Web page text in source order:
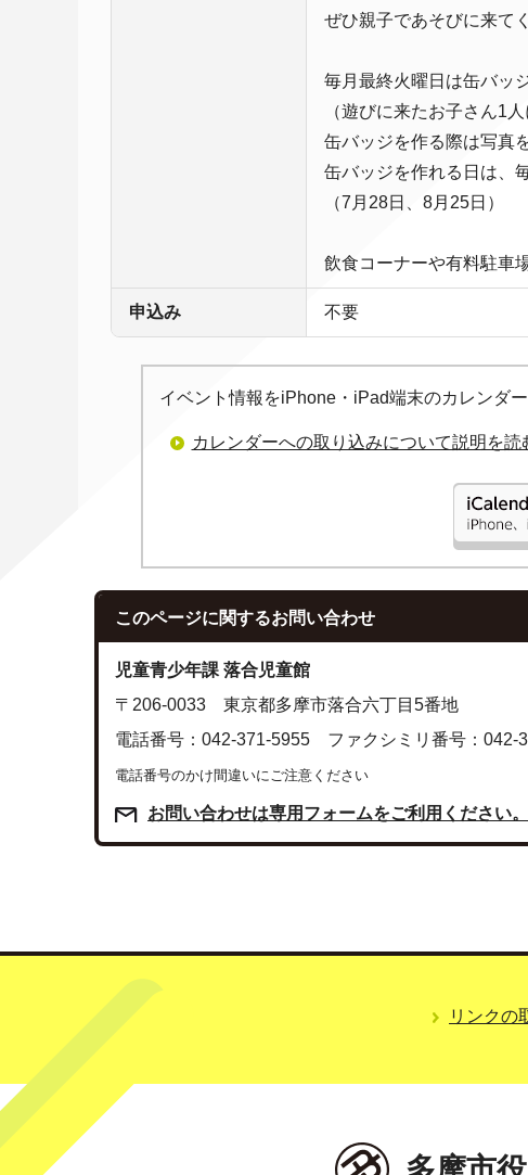
ぜひ親子であそびに来て
毎月最終火曜日は缶バッ
（遊びに来たお子さん1
缶バッジを作る際は写真
缶バッジを作れる日は、
（7月28日、8月25日）
飲食コーナーや有料駐車
申込み 不要
イベント情報をiPhone・iPad端末のカレンダー
カレンダーへの取り込みについて説明を読
このページに関するお問い合わせ
児童青少年課 落合児童館
〒206-0033 東京都多摩市落合六丁目5番地
電話番号：042-371-5955 ファクシミリ番号：042-
電話番号のかけ間違いにご注意ください
お問い合わせは専用フォームをご利用ください。
リンクの